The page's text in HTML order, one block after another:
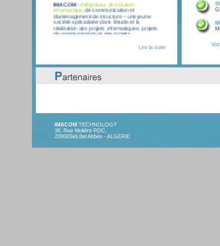
informatique, de communication et
d’aménagement de structure – une jeune
société spécialisée dans l’étude et la
réalisation des projets informatiques, projets
de communication et des projets
d’aménagements.
Lire la suite
IMACOMTECHNOLOGY
36, Rue Moliére RDC,
22000Sidi Bel Abbés - ALGERIE